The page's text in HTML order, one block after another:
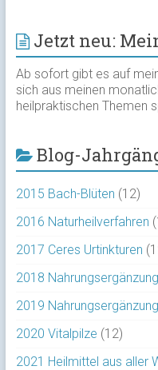
Jetzt neu:
Ab sofort gibt es auf
sich aus meinen
heilpraktischen Themen
Blog-
2015 Bach-Blüten (12)
2016 Naturheilverfahren
2017 Ceres Urtinkturen
2018
2019
2020 Vitalpilze (12)
2021 Heilmittel aus aller